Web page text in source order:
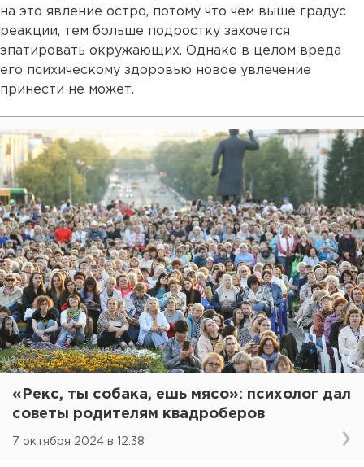
на это явление остро, потому что чем выше градус
реакции, тем больше подростку захочется
эпатировать окружающих. Однако в целом вреда
его психическому здоровью новое увлечение
принести не может.
«Рекс, ты собака, ешь мясо»: психолог дал
советы родителям квадроберов
7 октября 2024 в 12:38